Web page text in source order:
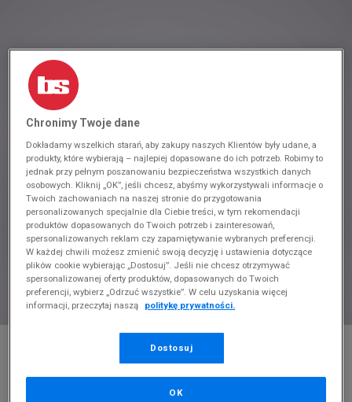
REEBOK CLASSIC LEATHER
Chronimy Twoje dane
Dokładamy wszelkich starań, aby zakupy naszych Klientów były udane, a
produkty, które wybierają – najlepiej dopasowane do ich potrzeb. Robimy to
jednak przy pełnym poszanowaniu bezpieczeństwa wszystkich danych
osobowych. Kliknij „OK”, jeśli chcesz, abyśmy wykorzystywali informacje o
Twoich zachowaniach na naszej stronie do przygotowania
personalizowanych specjalnie dla Ciebie treści, w tym rekomendacji
produktów dopasowanych do Twoich potrzeb i zainteresowań,
spersonalizowanych reklam czy zapamiętywanie wybranych preferencji.
W każdej chwili możesz zmienić swoją decyzję i ustawienia dotyczące
plików cookie wybierając „Dostosuj”. Jeśli nie chcesz otrzymywać
spersonalizowanej oferty produktów, dopasowanych do Twoich
preferencji, wybierz „Odrzuć wszystkie”. W celu uzyskania więcej
informacji, przeczytaj naszą
politykę prywatności.
Dostosuj
OK